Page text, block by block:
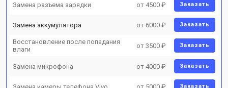
Замена разъема зарядки от 4500 ₽ Заказать
Замена аккумулятора от 6000 ₽ Заказать
Восстановление после попадания
влаги
от 3500 ₽ Заказать
Замена микрофона от 4000 ₽ Заказать
Замена камеры телефона Vivo от 5000 ₽ Заказать